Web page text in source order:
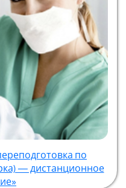
по
— дистанционное